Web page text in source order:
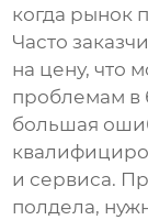
когда рынок
Часто
на цену, что
проблемам в
большая
и сервиса.
полдела,